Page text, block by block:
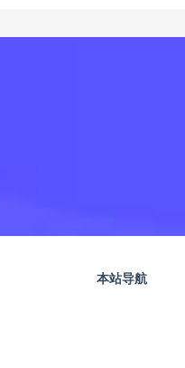
本站导航